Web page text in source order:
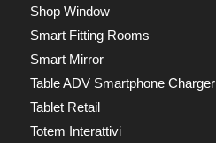
Shop Window
Smart Fitting Rooms
Smart Mirror
Table ADV Smartphone Charger
Tablet Retail
Totem Interattivi